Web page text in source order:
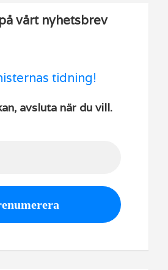
vårt nyhetsbrev
tidning!
avsluta när du vill.